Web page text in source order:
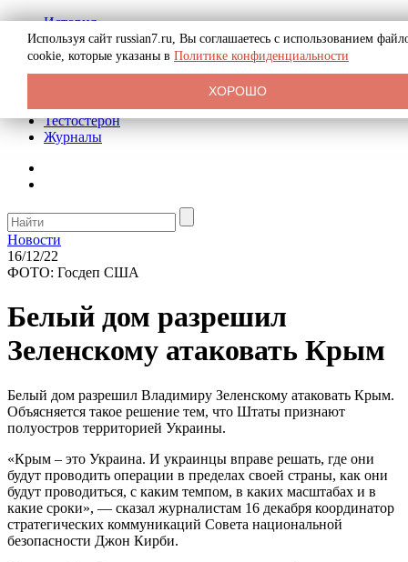
История
Биография
Криминал
Реклама на сайте
Тестостерон
Журналы
Новости
16/12/22
ФОТО: Госдеп США
Белый дом разрешил
Зеленскому атаковать Крым
Белый дом разрешил Владимиру Зеленскому атаковать Крым.
Объясняется такое решение тем, что Штаты признают
полуостров территорией Украины.
«Крым – это Украина. И украинцы вправе решать, где они
будут проводить операции в пределах своей страны, как они
будут проводиться, с каким темпом, в каких масштабах и в
какие сроки», — сказал журналистам 16 декабря координатор
стратегических коммуникаций Совета национальной
безопасности Джон Кирби.
Используя сайт russian7.ru, Вы соглашаетесь с использованием
cookie, которые указаны в Политике конфиденциальности
ХОРОШО